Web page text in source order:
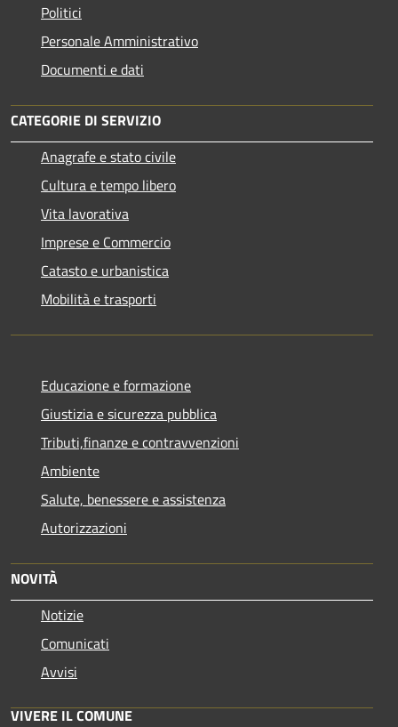
Politici
Personale Amministrativo
Documenti e dati
CATEGORIE DI SERVIZIO
Anagrafe e stato civile
Cultura e tempo libero
Vita lavorativa
Imprese e Commercio
Catasto e urbanistica
Mobilità e trasporti
Educazione e formazione
Giustizia e sicurezza pubblica
Tributi,finanze e contravvenzioni
Ambiente
Salute, benessere e assistenza
Autorizzazioni
NOVITÀ
Notizie
Comunicati
Avvisi
VIVERE IL COMUNE